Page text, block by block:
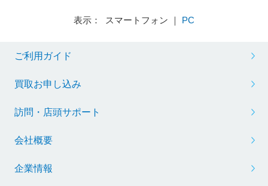
表示： スマートフォン ｜ PC
ご利用ガイド
買取お申し込み
訪問・店頭サポート
会社概要
企業情報